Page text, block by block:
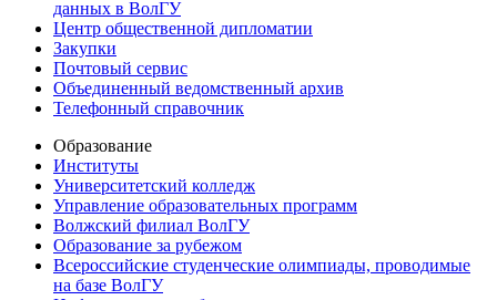
данных в ВолГУ
Центр общественной дипломатии
Закупки
Почтовый сервис
Объединенный ведомственный архив
Телефонный справочник
Образование
Институты
Университетский колледж
Управление образовательных программ
Волжский филиал ВолГУ
Образование за рубежом
Всероссийские студенческие олимпиады, проводимые
на базе ВолГУ